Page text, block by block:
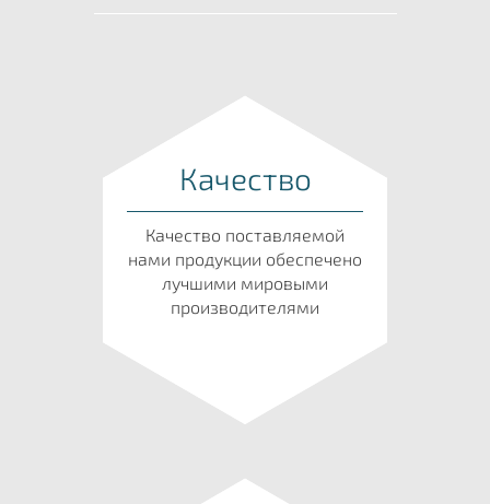
Качество
Качество поставляемой
нами продукции обеспечено
лучшими мировыми
производителями